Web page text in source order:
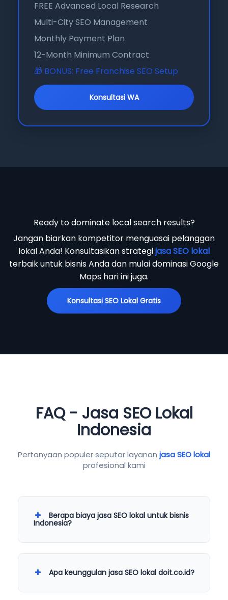
FREE Advanced Local Research
Multi-City SEO Management
Monthly Payment Plan
12-Month Minimum Contract
🎁 BONUS: Free Franchise SEO Setup
Konsultasi WA
Ready to dominate local search results?
Jangan biarkan kompetitor menguasai pelanggan
lokal Anda! Konsultasikan strategijasa SEO lokal
terbaik untuk bisnis Anda dan mulai dominasi Google
Maps hari ini juga.
Konsultasi SEO Lokal Gratis
FAQ - Jasa SEO Lokal
Indonesia
Pertanyaan populer seputar layanan jasa SEO lokal
profesional kami
Berapa biaya jasa SEO lokal untuk bisnis
Indonesia?
Apa keunggulan jasa SEO lokal doit.co.id?